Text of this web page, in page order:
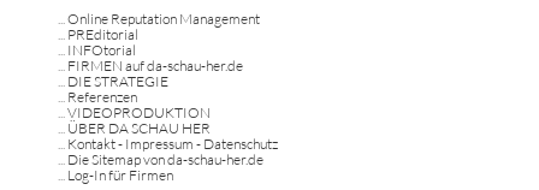
Online Reputation Management
PREditorial
INFOtorial
FIRMEN auf da-schau-her.de
DIE STRATEGIE
Referenzen
VIDEOPRODUKTION
ÜBER DA SCHAU HER
Kontakt - Impressum - Datenschutz
Die Sitemap von da-schau-her.de
Log-In für Firmen